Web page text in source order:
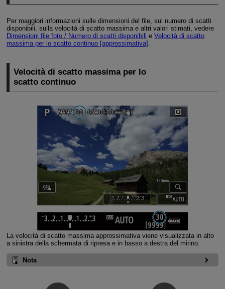
Per maggiori informazioni sulle dimensioni del file, sul numero di scatti
disponibili, sulla velocità di scatto massima e altri valori stimati, vedere
Dimensioni file foto / Numero di scatti disponibili e Velocità di scatto
massima per lo scatto continuo [approssimativa] .
Velocità di scatto massima per lo
scatto continuo
La velocità di scatto massima approssimativa viene visualizzata in alto
a sinistra della schermata di ripresa e in basso a destra del mirino.
Nota